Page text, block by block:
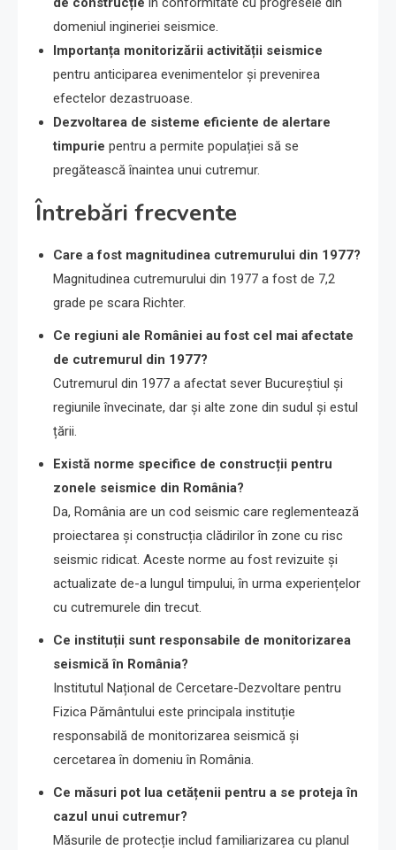
domeniul ingineriei seismice.
Importanța monitorizării activității seismice
pentru anticiparea evenimentelor și prevenirea
efectelor dezastruoase.
Dezvoltarea de sisteme eficiente de alertare
timpurie pentru a permite populației să se
pregătească înaintea unui cutremur.
Întrebări frecvente
Care a fost magnitudinea cutremurului din 1977?
Magnitudinea cutremurului din 1977 a fost de 7,2
grade pe scara Richter.
Ce regiuni ale României au fost cel mai afectate
de cutremurul din 1977?
Cutremurul din 1977 a afectat sever Bucureștiul și
regiunile învecinate, dar și alte zone din sudul și estul
țării.
Există norme specifice de construcții pentru
zonele seismice din România?
Da, România are un cod seismic care reglementează
proiectarea și construcția clădirilor în zone cu risc
seismic ridicat. Aceste norme au fost revizuite și
actualizate de-a lungul timpului, în urma experiențelor
cu cutremurele din trecut.
Ce instituții sunt responsabile de monitorizarea
seismică în România?
Institutul Național de Cercetare-Dezvoltare pentru
Fizica Pământului este principala instituție
responsabilă de monitorizarea seismică și
cercetarea în domeniu în România.
Ce măsuri pot lua cetățenii pentru a se proteja în
cazul unui cutremur?
Măsurile de protecție includ familiarizarea cu planul